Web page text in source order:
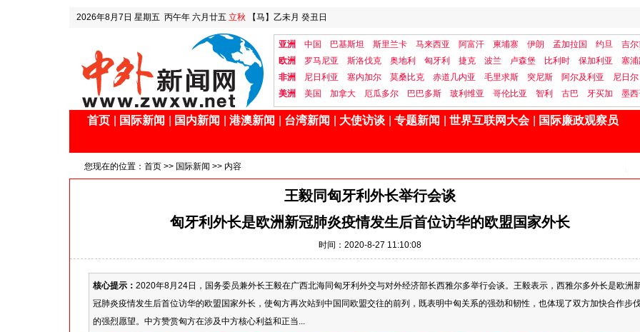
2026年8月7日 星期五 丙午年 六月廿五 立秋 【马】乙未月 癸丑日
亚洲 中国 巴基斯坦 斯里兰卡 马来西亚 阿富汗 柬埔寨 伊朗 孟加拉国 约旦
吉
欧洲
罗马尼亚 斯洛伐克 奥地利 匈牙利 捷克 波兰 卢森堡 比利时 保加利亚
塞
非洲
尼日利亚 塞内加尔 莫桑比克 赤道几内亚 毛里求斯 突尼斯 阿尔及利亚
尼日尔
美洲
美国 加拿大 厄瓜多尔 巴巴多斯 玻利维亚 哥伦比亚 智利 古巴 牙买加 墨
首页 国际新闻 国内新闻 港澳新闻 台湾新闻 大使访谈 专题新闻 世界互联网大会 国际廉政观察员
您现在的位置： 首页 >> 国际新闻 >> 内容
王毅同匈牙利外长举行会谈
匈牙利外长是欧洲新冠肺炎疫情发生后首位访华的欧盟国家外长
时间：2020-8-27 11:10:08
核心提示： 2020年8月24日，国务委员兼外长王毅在广西北海同匈牙利外交与对外经济部长西雅尔多举行会谈。王毅表示，西雅尔多外长是欧洲
冠肺炎疫情发生后首位访华的欧盟国家外长，使匈方再次站到中国同欧盟交往的前列，既表明中匈关系的强劲和韧性，也体现了双方加快合作步
的强烈愿望。中方赞赏匈方在涉及中方核心利益和正当...